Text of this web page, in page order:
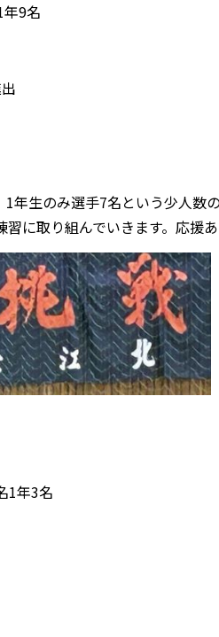
9名
生のみ選手7名という少人数
に取り組んでいきます。応援あ
1年3名